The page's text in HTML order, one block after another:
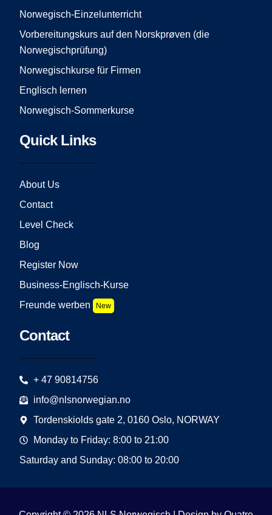
m
Norwegisch-Einzelunterricht
Vorbereitungskurs auf den Norskprøven (die
Norwegischprüfung)
Norwegischkurse für Firmen
Englisch lernen
Norwegisch-Sommerkurse
Quick Links
About Us
Contact
Level Check
Blog
Register Now
Business-Englisch-Kurse
Freunde werben
New
Contact
+ 47 90814756
info@nlsnorwegian.no
Tordenskiolds gate 2, 0160 Oslo, NORWAY
Monday to Friday: 8:00 to 21:00
Saturday and Sunday: 08:00 to 20:00